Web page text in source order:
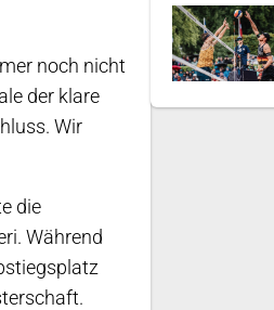
noch nicht
der klare
Wir
die
Während